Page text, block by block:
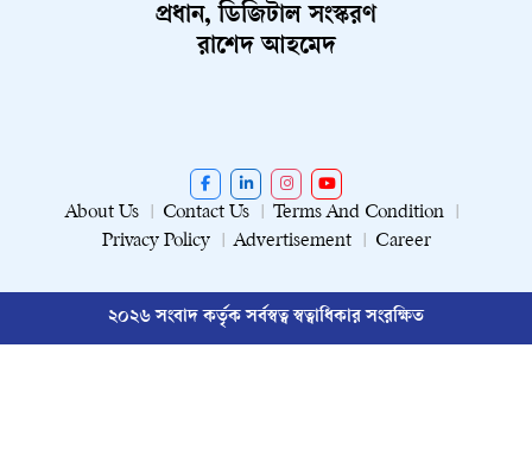
প্রধান, ডিজিটাল সংস্করণ
রাশেদ আহমেদ
About Us Contact Us
Terms And Condition
Privacy Policy
Advertisement Career
২০২৬ সংবাদ কর্তৃক সর্বস্বত্ব স্বত্বাধিকার সংরক্ষিত